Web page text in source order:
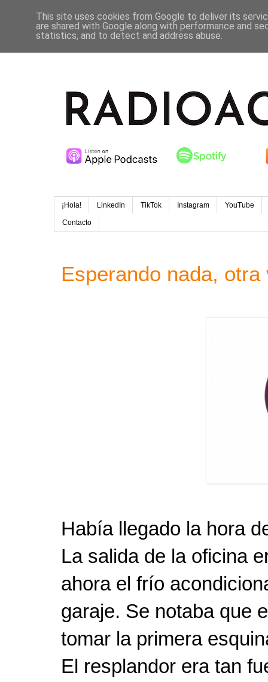
¡Hola! LinkedIn TikTok Instagram YouTube
Contacto
Esperando nada, otra
Había llegado la hora
La salida de la oficina
ahora el frío
garaje. Se notaba que
tomar la primera
El resplandor era tan
This site uses cookies from Google to deliver its
are shared with Google along with performance and
statistics, and to detect and address abuse.